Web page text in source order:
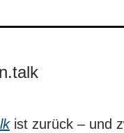
ist zurück – und